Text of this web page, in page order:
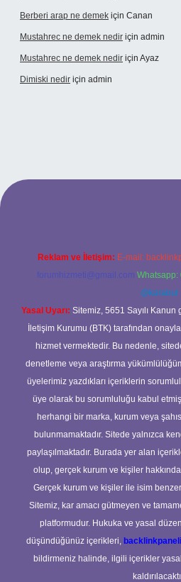
Berberi arap ne demek için Canan
Mustahrec ne demek nedir için admin
Mustahrec ne demek nedir için Ayaz
Dimiski nedir için admin
güncel adresi
Reklam ve İletişim: E-mail:
forumhizmeti@gmail.com Whatsapp:
@karabul
Yasal Uyarı: Sitemiz, 5651 Sayılı
İletişim Kurumu (BTK) tarafından
hizmet vermektedir. Bu nedenle,
denetleme veya araştırma
üyelerimiz yazdıkları içeriklerin
üye olarak bu sorumluluğu kabul
herhangi bir marka, kurum veya
bulunmamaktadır. Sitede yalnızca
paylaşılmaktadır. Burada yer alan
olup, gerçek kurum ve kişiler hakkında
Gerçek kurum ve kişiler ile isim
Sitemiz, kar amacı gütmeyen ve
platformudur. Hukuka ve yasal
düşündüğünüz içerikleri,
bildirmeniz halinde, ilgili içerikler